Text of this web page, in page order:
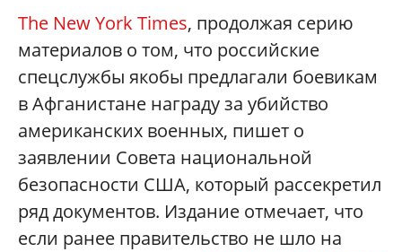
The New York Times, продолжая серию
материалов о том, что российские
спецслужбы якобы предлагали боевикам
в Афганистане награду за убийство
американских военных, пишет о
заявлении Совета национальной
безопасности США, который рассекретил
ряд документов. Издание отмечает, что
если ранее правительство не шло на